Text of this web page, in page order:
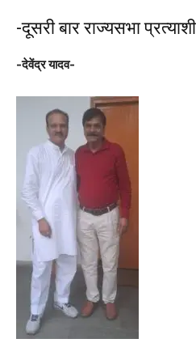
-दूसरी बार राज्यसभा
-देवेंद्र यादव-